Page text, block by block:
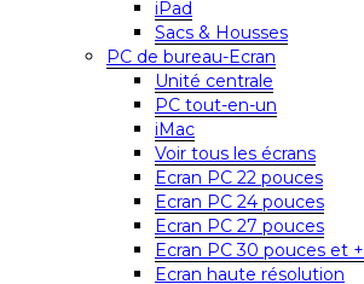
iPad
Sacs & Housses
PC de bureau-Ecran
Unité centrale
PC tout-en-un
iMac
Voir tous les écrans
Ecran PC 22 pouces
Ecran PC 24 pouces
Ecran PC 27 pouces
Ecran PC 30 pouces et +
Ecran haute résolution